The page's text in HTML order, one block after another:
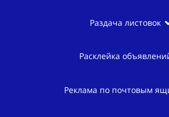
Раздача листовок
Расклейка
Реклама по почтовым